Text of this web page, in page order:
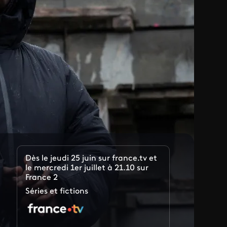
Dès le jeudi 25 juin sur france.tv et
le mercredi 1er juillet à 21.10 sur
France 2
Séries et fictions